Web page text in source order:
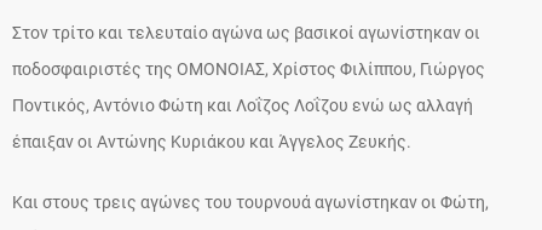
Στον τρίτο και τελευταίο αγώνα ως βασικοί αγωνίστηκαν οι
ποδοσφαιριστές της ΟΜΟΝΟΙΑΣ, Χρίστος Φιλίππου, Γιώργος
Ποντικός, Αντόνιο Φώτη και Λοΐζος Λοΐζου ενώ ως αλλαγή
έπαιξαν οι Αντώνης Κυριάκου και Άγγελος Ζευκής.
Και στους τρεις αγώνες του τουρνουά αγωνίστηκαν οι Φώτη,